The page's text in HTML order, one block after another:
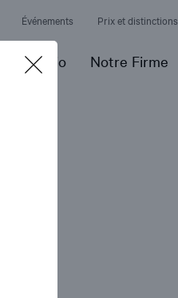
Événements Prix et distinctions
Portfolio Notre Firme